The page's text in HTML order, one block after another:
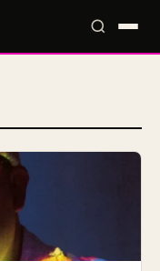
📍 Locales📰 Radar